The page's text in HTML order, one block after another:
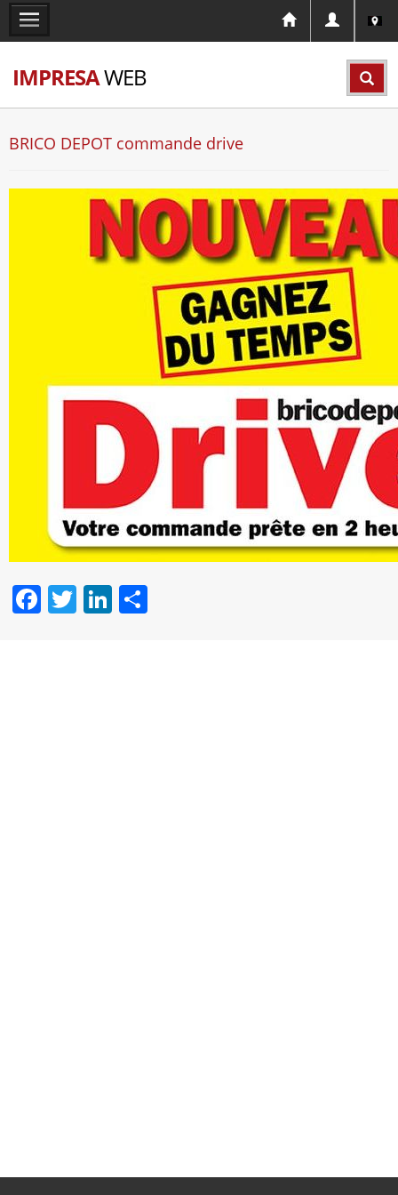
IMPRESAWEB
BRICO DEPOT commande drive
Facebook
TwitterLinkedIn